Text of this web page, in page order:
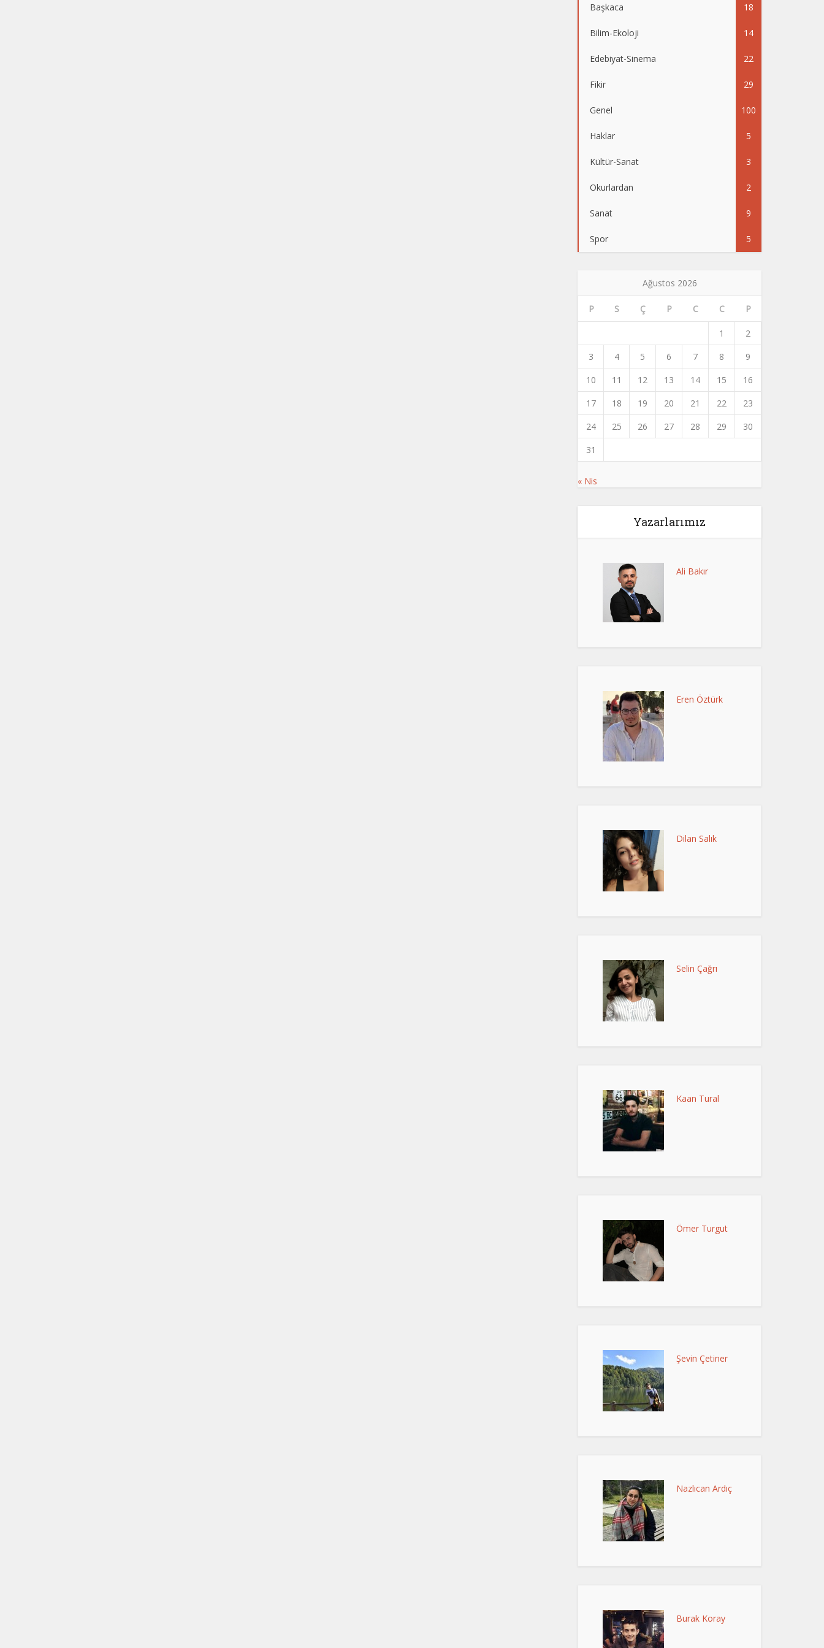
Başkaca 18
Bilim-Ekoloji 14
Edebiyat-Sinema 22
Fikir 29
Genel 100
Haklar 5
Kültür-Sanat 3
Okurlardan 2
Sanat 9
Spor 5
Ağustos 2026
P S Ç P C C P
1
2
3
4 5 6 7 8
9
10
11 12 13 14 15
16
17
18 19 20 21 22
23
24
25 26 27 28 29
30
31
« Nis
Yazarlarımız
Ali Bakır
Eren Öztürk
Dilan Salık
Selin Çağrı
Kaan Tural
Ömer Turgut
Şevin Çetiner
Nazlıcan Ardıç
Burak Koray